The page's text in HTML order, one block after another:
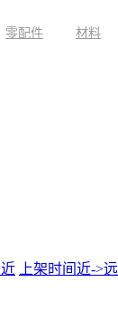
零配件 材料
上架时间近->远